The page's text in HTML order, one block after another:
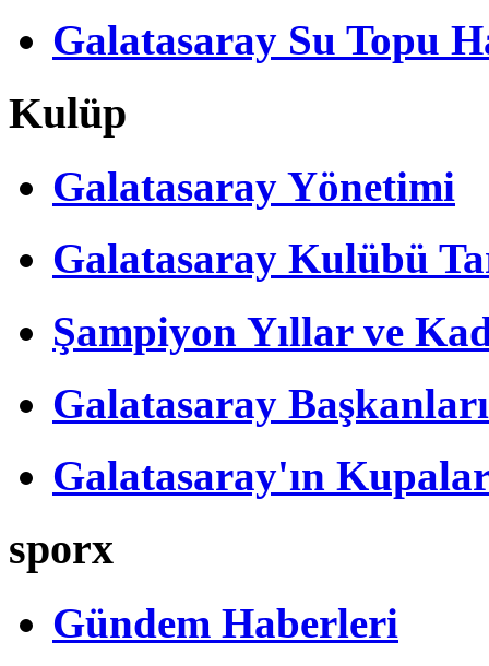
Galatasaray Su Topu
Kulüp
Galatasaray Yönetimi
Galatasaray Kulübü
Şampiyon Yıllar ve
Galatasaray Başkanları
Galatasaray'ın
sporx
Gündem Haberleri